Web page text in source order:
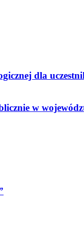
dla
w